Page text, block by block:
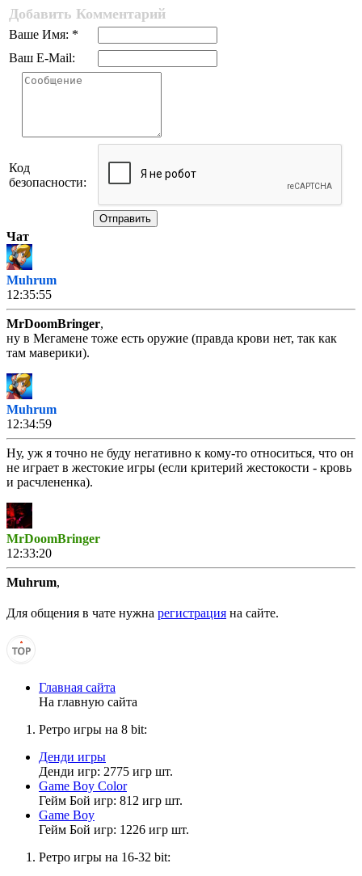
Добавить Комментарий
Ваше Имя: *
Ваш E-Mail:
Код
безопасности:
Отправить
Чат
Muhrum
12:35:55
MrDoomBringer,
ну в Мегамене тоже есть оружие (правда крови нет, так как
там маверики).
Muhrum
12:34:59
Ну, уж я точно не буду негативно к кому-то относиться, что он
не играет в жестокие игры (если критерий жестокости - кровь
и расчлененка).
MrDoomBringer
12:33:20
Muhrum,
Muhrum
12:32:08
Матвей, а что такое для тебя жестокие игры? В чем
проявляется в них жестокость?
Muhrum
12:31:07
Цитата: Матвей2014
должен ли пацан играть в жестокие игры?
Ключевое слово тут "должен". Почему кто-то должен играть
Для общения в чате нужна регистрация на сайте.
Главная сайта
На главную сайта
Ретро игры на 8 bit:
Денди игры
Денди игр: 2775 игр шт.
Game Boy Color
Гейм Бой игр: 812 игр шт.
Game Boy
Гейм Бой игр: 1226 игр шт.
Ретро игры на 16-32 bit: